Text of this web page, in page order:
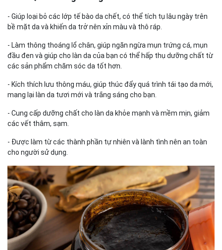
- Giúp loại bỏ các lớp tế bào da chết, có thể tích tụ lâu ngày trên
bề mặt da và khiến da trở nên xỉn màu và thô ráp.
- Làm thông thoáng lổ chân, giúp ngăn ngừa mụn trứng cá, mụn
đầu đen và giúp cho làn da của bạn có thể hấp thụ dưỡng chất từ
các sản phẩm chăm sóc da tốt hơn.
- Kích thích lưu thông máu, giúp thúc đẩy quá trình tái tạo da mới,
mang lại làn da tươi mới và trắng sáng cho bạn.
- Cung cấp dưỡng chất cho làn da khỏe mạnh và mềm mịn, giảm
các vết thâm, sạm.
- Được làm từ các thành phần tự nhiên và lành tình nên an toàn
cho người sử dụng.